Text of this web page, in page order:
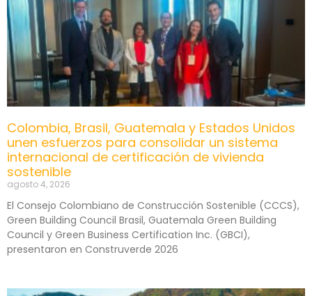
Colombia, Brasil, Guatemala y Estados Unidos
unen esfuerzos para consolidar un sistema
internacional de certificación de vivienda
sostenible
agosto 4, 2026
El Consejo Colombiano de Construcción Sostenible (CCCS),
Green Building Council Brasil, Guatemala Green Building
Council y Green Business Certification Inc. (GBCI),
presentaron en Construverde 2026